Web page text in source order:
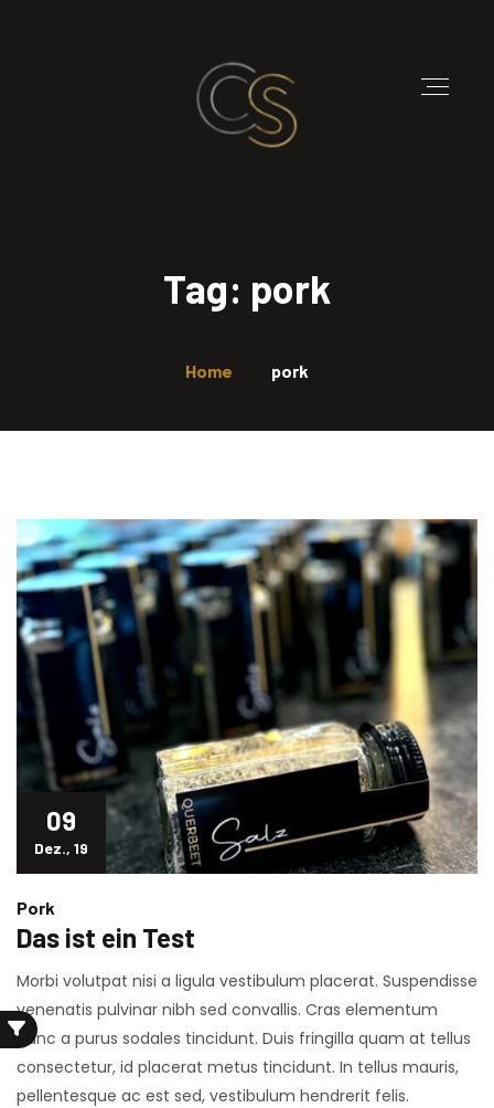
Tag: pork
Home pork
09
Dez., 19
Pork
Das ist ein Test
Morbi volutpat nisi a ligula vestibulum placerat. Suspendisse
venenatis pulvinar nibh sed convallis. Cras elementum
nunc a purus sodales tincidunt. Duis fringilla quam at tellus
consectetur, id placerat metus tincidunt. In tellus mauris,
pellentesque ac est sed, vestibulum hendrerit felis.